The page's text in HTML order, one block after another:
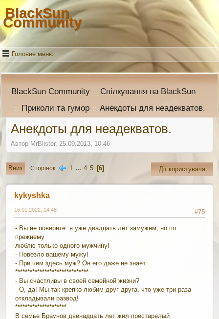
BlackSun
Community
Головне меню
BlackSun Community :: Спілкування на BlackSun
:: Приколи та гумор :: Анекдоты для неадекватов.
Анекдоты для неадекватов.
Автор MrBlister, 25.09.2013, 10:46
Вниз Сторінок 1 ... 4 5 6 Дії користувача
kykyshka
#75
16.01.2022, 14:48
- Вы не поверите: я уже двадцать лет замужем, но по
прежнему
люблю только одного мужчину!
- Повезло вашему мужу!
- При чем здесь муж? Он его даже не знает.
******************************
- Вы счастливы в своей семейной жизни?
- О, да! Мы так крепко любим друг друга, что уже три раза
откладывали развод!
*********************
В семье Браунов двенадцать лет жил престарелый